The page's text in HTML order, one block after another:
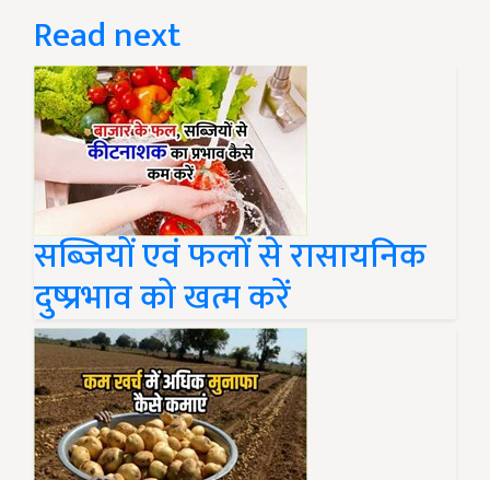
Read next
सब्जियों एवं फलों से रासायनिक
दुष्प्रभाव को खत्म करें